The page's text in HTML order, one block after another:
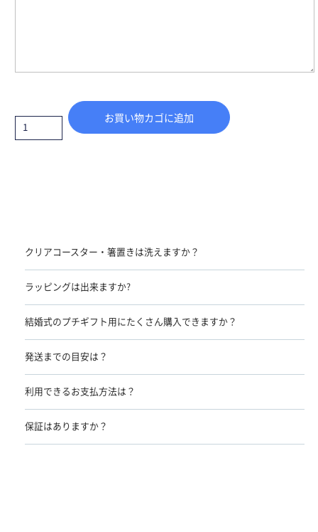
お買い物カゴに追加
クリアコースター・箸置きは洗えますか？
ラッピングは出来ますか?
結婚式のプチギフト用にたくさん購入できますか？
発送までの目安は？
利用できるお支払方法は？
保証はありますか？